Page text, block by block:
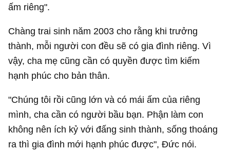
ấm riêng".
Chàng trai sinh năm 2003 cho rằng khi trưởng
thành, mỗi người con đều sẽ có gia đình riêng. Vì
vậy, cha mẹ cũng cần có quyền được tìm kiếm
hạnh phúc cho bản thân.
"Chúng tôi rồi cũng lớn và có mái ấm của riêng
mình, cha cần có người bầu bạn. Phận làm con
không nên ích kỷ với đấng sinh thành, sống thoáng
ra thì gia đình mới hạnh phúc được", Đức nói.